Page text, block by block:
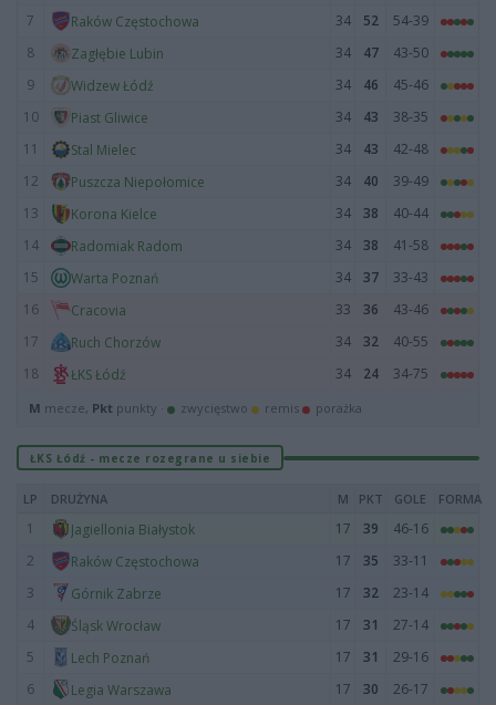
7
Raków Częstochowa 34 52
54-39
8
Zagłębie Lubin 34 47
43-50
9
Widzew Łódź 34 46
45-46
10
Piast Gliwice 34 43
38-35
11
Stal Mielec 34 43
42-48
12
Puszcza Niepołomice 34 40
39-49
13
Korona Kielce 34 38
40-44
14
Radomiak Radom 34 38
41-58
15
Warta Poznań 34 37
33-43
16
Cracovia 33 36
43-46
17
Ruch Chorzów 34 32
40-55
18
ŁKS Łódź 34 24 34-75
M mecze, Pkt punkty · zwycięstwo remis porażka
ŁKS Łódź - mecze rozegrane u siebie
LP DRUŻYNA M PKT GOLE FORMA
1 Jagiellonia Białystok 17 39
46-16
2
Raków Częstochowa 17 35
33-11
3
Górnik Zabrze 17 32
23-14
4
Śląsk Wrocław 17 31
27-14
5
Lech Poznań 17 31
29-16
6
Legia Warszawa 17 30
26-17